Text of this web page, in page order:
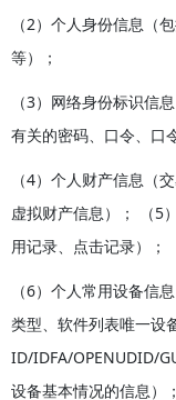
（2）个人身份信息（
等）；
（3）网络身份标识信
有关的密码、口令、口
（4）个人财产信息（
虚拟财产信息）； （5
用记录、点击记录）；
（6）个人常用设备信
类型、软件列表唯一
ID/IDFA/OPENUDID/
设备基本情况的信息）；